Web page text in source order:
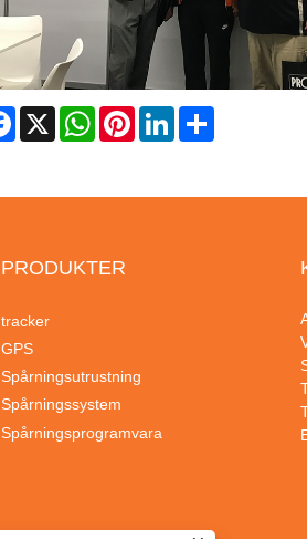
Facebook
X WhatsAppPinterestLinkedInShare
PRODUKTER
tracker
GPS
Spårningsutrustning
Spårningssystem
Spårningsprogramvara